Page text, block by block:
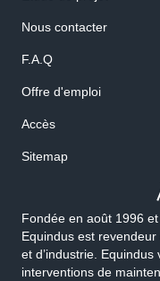
Nous contacter
F.A.Q
Offre d'emploi
Accès
Sitemap
Fondée en août 1996
Equindus est
et d’industrie.
interventions de